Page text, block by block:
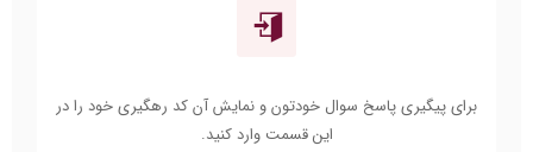
برای پیگیری پاسخ سوال خودتون و نمایش آن کد رهگیری خود را در
این قسمت وارد کنید.